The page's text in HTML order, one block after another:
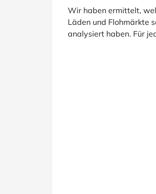
Wir haben ermittelt,
Läden und Flohmärkte
analysiert haben. Für